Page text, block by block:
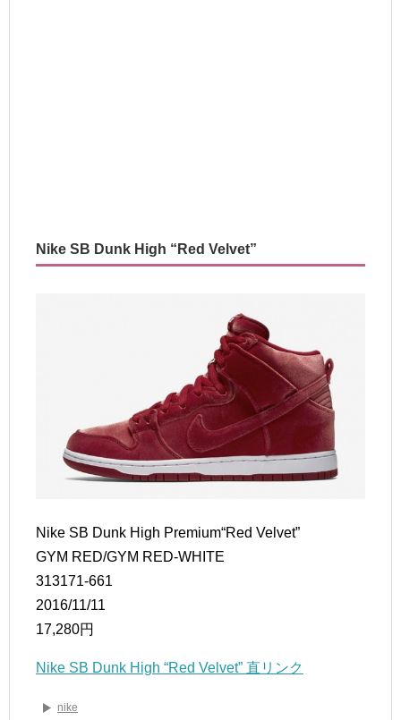
Nike SB Dunk High “Red Velvet”
Nike SB Dunk High Premium“Red Velvet”
GYM RED/GYM RED-WHITE
313171-661
2016/11/11
17,280円
Nike SB Dunk High “Red Velvet” 直リンク
nike